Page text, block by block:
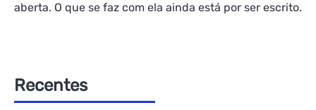
aberta. O que se faz com ela ainda está por ser escrito.
Recentes